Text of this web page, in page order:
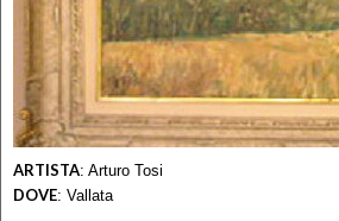
ARTISTA: Arturo Tosi
DOVE: Vallata